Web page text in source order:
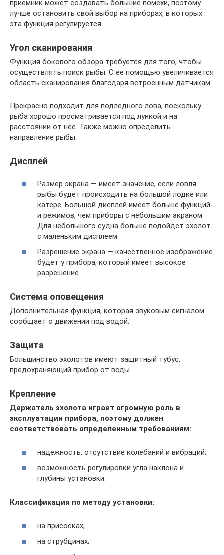
приемник может создавать большие помехи, поэтому
лучше остановить свой выбор на приборах, в которых
эта функция регулируется.
Угол сканирования
Функция бокового обзора требуется для того, чтобы
осуществлять поиск рыбы. С ее помощью увеличивается
область сканирования благодаря встроенным датчикам.
Прекрасно подходит для подлёдного лова, поскольку
рыба хорошо просматривается под лункой и на
расстоянии от неё. Также можно определить
направление рыбы.
Дисплей
Размер экрана — имеет значение, если ловля
рыбы будет происходить на большой лодке или
катере. Большой дисплей имеет больше функций
и режимов, чем приборы с небольшим экраном.
Для небольшого судна больше подойдет эхолот
с маленьким дисплеем.
Разрешение экрана — качественное изображение
будет у прибора, который имеет высокое
разрешение.
Система оповещения
Дополнительная функция, которая звуковым сигналом
сообщает о движении под водой.
Защита
Большинство эхолотов имеют защитный тубус,
предохраняющий прибор от воды.
Крепление
Держатель эхолота играет огромную роль в
эксплуатации прибора, поэтому должен
соответствовать определенным требованиям:
надежность, отсутствие колебаний и вибраций;
возможность регулировки угла наклона и
глубины установки.
Классификация по методу установки:
на присосках;
на струбцинах;